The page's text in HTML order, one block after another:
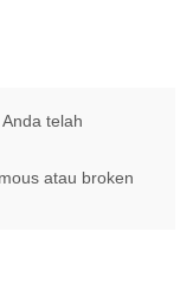
telah
atau broken